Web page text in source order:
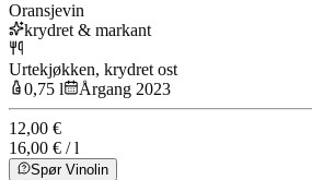
Oransjevin
krydret & markant
Urtekjøkken, krydret ost
0,75 l
Årgang 2023
12,00 €
16,00 € / l
Spør Vinolin